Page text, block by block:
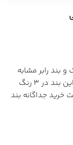
شاک و بند رابر مشابه
اویستر فلکس با قبل 3 مرحله ای فلزی میباشد. این بند در 3 رنگ
خرید جداگانه بند